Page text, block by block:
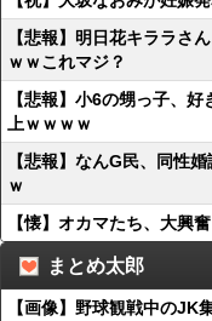
【悲報】明日花キララさ
ｗｗこれマジ？
【悲報】小6の甥っ子、
上ｗｗｗｗ
【悲報】なんG民、同性
ｗ
【懐】オカマたち、大興
まとめ太郎
【画像】野球観戦中のJK